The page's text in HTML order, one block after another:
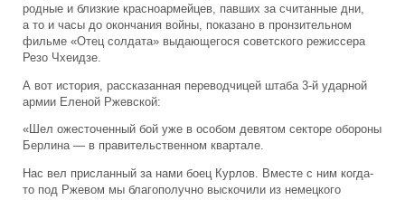
родные и близкие красноармейцев, павших за считанные дни,
а то и часы до окончания войны, показано в пронзительном
фильме «Отец солдата» выдающегося советского режиссера
Резо Чхеидзе.
А вот история, рассказанная переводчицей штаба 3-й ударной
армии Еленой Ржевской:
«Шел ожесточенный бой уже в особом девятом секторе обороны
Берлина — в правительственном квартале.
Нас вел присланный за нами боец Курлов. Вместе с ним когда-
то под Ржевом мы благополучно выскочили из немецкого